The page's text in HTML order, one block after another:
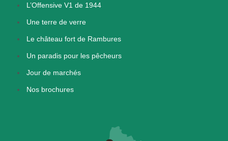
L’Offensive V1 de 1944
Une terre de verre
Le château fort de Rambures
Un paradis pour les pêcheurs
Jour de marchés
Nos brochures